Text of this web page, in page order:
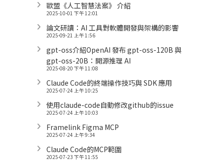
歐盟《人工智慧法案》 介紹
2025-10-01 下午 12:01
論文研讀：AI 工具對軟體開發與架構的影響
2025-09-21 上午 1:56
gpt-oss介紹OpenAI 發布 gpt-oss-120B 與
gpt-oss-20B：開源推理 AI
2025-08-20 下午 11:08
Claude Code的終端操作技巧與 SDK 應用
2025-07-24 上午 10:25
使用claude-code自動修改github的issue
2025-07-24 上午 10:03
Framelink Figma MCP
2025-07-24 上午 9:34
Claude Code的MCP範圍
2025-07-23 下午 11:55